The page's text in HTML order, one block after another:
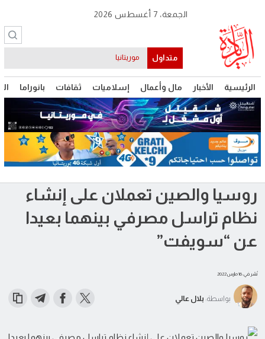
الرئيسية الأخبار مال وأعمال إسلاميات ثقافات بانوراما
الجمعة، 7 أغسطس 2026
متداول موريتانيا
روسيا والصين تعملان على إنشاء
نظام تراسل مصرفي بينهما بعيدا
عن “سويفت”
نُشر في: 16 مارس 2022
بواسطة: بلال عالي